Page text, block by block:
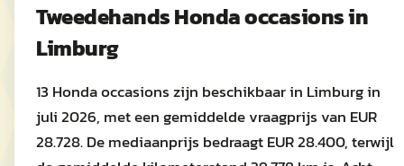
TweedehandsHondaoccasions in
Limburg
13 Honda occasions zijn beschikbaar in Limburg in
juli 2026, met een gemiddelde vraagprijs van EUR
28.728. De mediaanprijs bedraagt EUR 28.400, terwijl